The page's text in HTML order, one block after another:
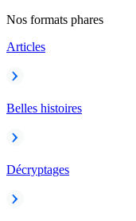
Nos formats phares
Articles
Belles histoires
Décryptages